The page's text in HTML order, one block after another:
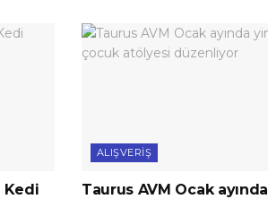
Kedi
ALIŞVERIŞ
Taurus AVM Ocak ayında